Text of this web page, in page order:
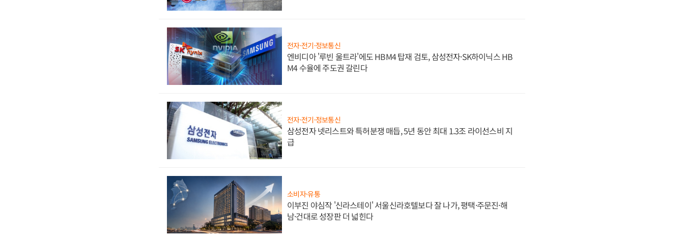
전자·전기·정보통신
엔비디아 '루빈 울트라'에도 HBM4 탑재 검토, 삼성전자·SK하이닉스 HB
M4 수율에 주도권 갈린다
전자·전기·정보통신
삼성전자 넷리스트와 특허분쟁 매듭, 5년 동안 최대 1.3조 라이선스비 지
급
소비자·유통
이부진 야심작 '신라스테이' 서울신라호텔보다 잘 나가, 평택·주문진·해
남·건대로 성장판 더 넓힌다